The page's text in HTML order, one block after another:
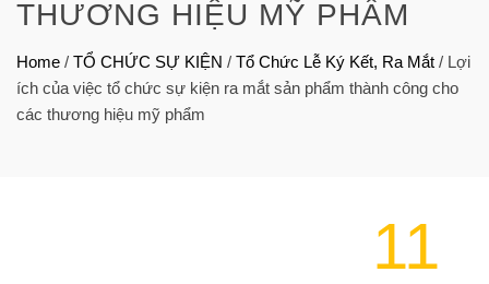
THƯƠNG HIỆU MỸ PHẨM
Home / TỔ CHỨC SỰ KIỆN / Tổ Chức Lễ Ký Kết, Ra Mắt / Lợi
ích của việc tổ chức sự kiện ra mắt sản phẩm thành công cho
các thương hiệu mỹ phẩm
11